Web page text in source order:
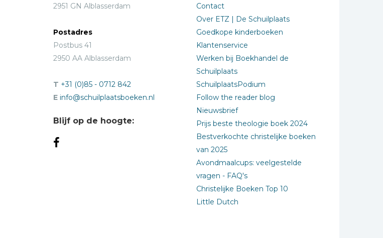
2951 GN Alblasserdam
Postadres
Postbus 41
2950 AA Alblasserdam
T +31 (0)85 - 0712 842
E info@schuilplaatsboeken.nl
Blijf op de hoogte:
Contact
Over ETZ | De Schuilplaats
Goedkope kinderboeken
Klantenservice
Werken bij Boekhandel de
Schuilplaats
SchuilplaatsPodium
Follow the reader blog
Nieuwsbrief
Prijs beste theologie boek 2024
Bestverkochte christelijke boeken
van 2025
Avondmaalcups: veelgestelde
vragen - FAQ's
Christelijke Boeken Top 10
Little Dutch